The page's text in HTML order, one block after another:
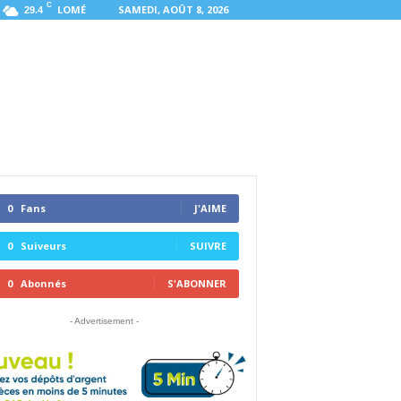
29.4 C LOMÉ SAMEDI, AOÛT 8, 2026
0 Fans J'AIME
0 Suiveurs SUIVRE
0 Abonnés S'ABONNER
- Advertisement -